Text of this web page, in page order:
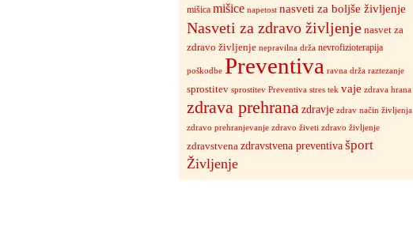
mišica mišice napetost nasveti za boljše življenje
Nasveti za zdravo življenje nasvet za
zdravo življenje nepravilna drža nevrofizioterapija
poškodbe Preventiva ravna drža raztezanje
sprostitev sprostitev Preventiva stres tek vaje zdrava hrana
zdrava prehrana zdravje zdrav način življenja
zdravo prehranjevanje zdravo živeti zdravo življenje
zdravstvena zdravstvena preventiva šport
Življenje